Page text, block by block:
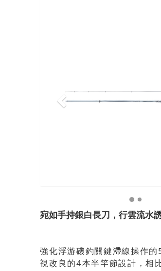
宛如手持銀白長刀，行雲流水
強化浮游磯釣關鍵滯線操作
視改良的4本半竿節設計，相